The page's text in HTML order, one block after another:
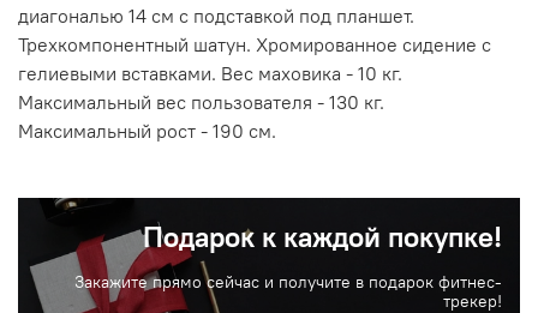
диагональю 14 см с подставкой под планшет.
Трехкомпонентный шатун. Хромированное сидение с
гелиевыми вставками. Вес маховика - 10 кг.
Максимальный вес пользователя - 130 кг.
Максимальный рост - 190 см.
Подарок к каждой покупке!
Закажите прямо сейчас и получите в подарок фитнес-
трекер!